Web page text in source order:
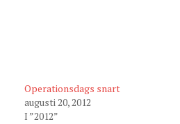
Operationsdags snart
augusti 20, 2012
I ”2012”